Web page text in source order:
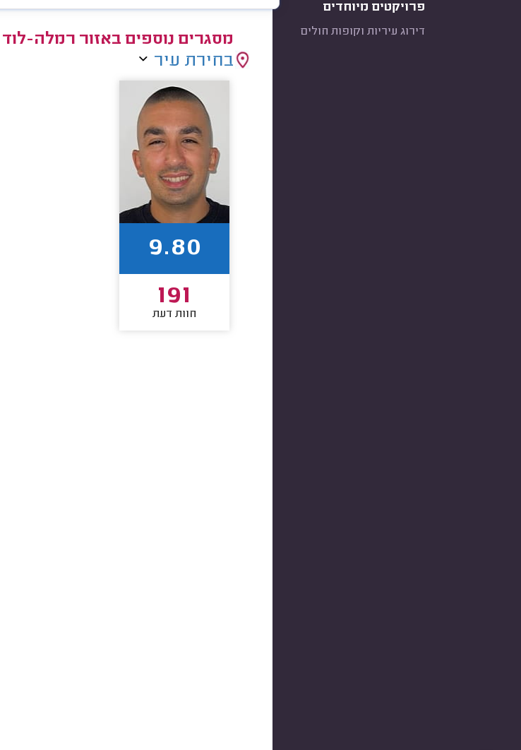
פרויקטים מיוחדים
דירוג עיריות וקופות חולים מסגרים נוספים באזור רמלה-לוד
בחירת עיר
9.80
191
חוות דעת